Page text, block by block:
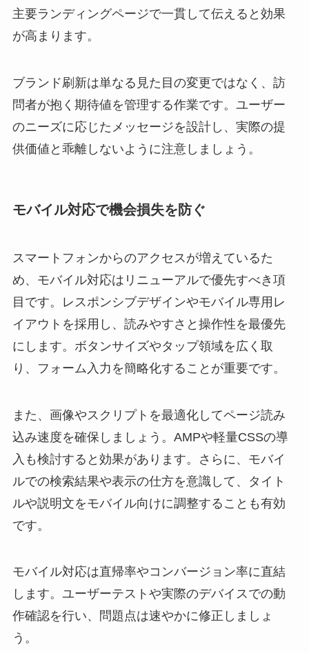
主要ランディングページで一貫して伝えると効果
が高まります。
ブランド刷新は単なる見た目の変更ではなく、訪
問者が抱く期待値を管理する作業です。ユーザー
のニーズに応じたメッセージを設計し、実際の提
供価値と乖離しないように注意しましょう。
モバイル対応で機会損失を防ぐ
スマートフォンからのアクセスが増えているた
め、モバイル対応はリニューアルで優先すべき項
目です。レスポンシブデザインやモバイル専用レ
イアウトを採用し、読みやすさと操作性を最優先
にします。ボタンサイズやタップ領域を広く取
り、フォーム入力を簡略化することが重要です。
また、画像やスクリプトを最適化してページ読み
込み速度を確保しましょう。AMPや軽量CSSの導
入も検討すると効果があります。さらに、モバイ
ルでの検索結果や表示の仕方を意識して、タイト
ルや説明文をモバイル向けに調整することも有効
です。
モバイル対応は直帰率やコンバージョン率に直結
します。ユーザーテストや実際のデバイスでの動
作確認を行い、問題点は速やかに修正しましょ
う。